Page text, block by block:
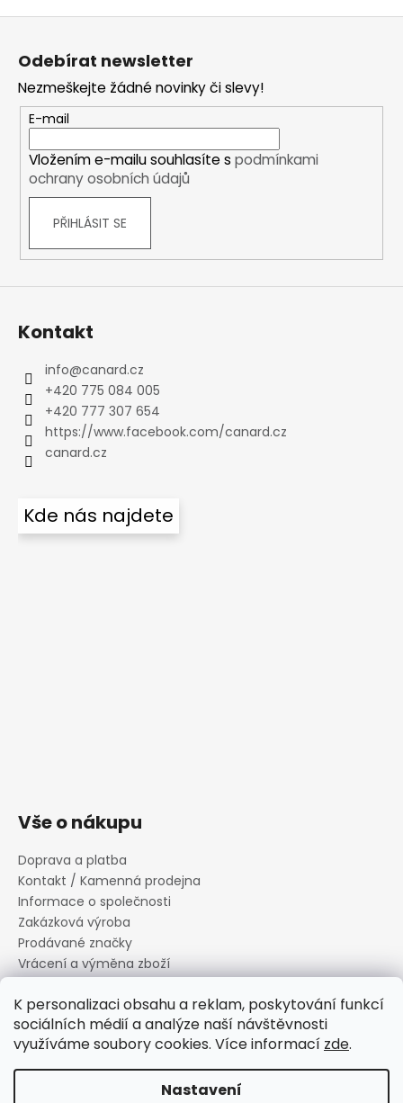
K personalizaci obsahu a reklam, poskytování funkcí
sociálních médií a analýze naší návštěvnosti
využíváme soubory cookies. Více informací zde.
Nastavení
Z
Odebírat newsletter
Nezmeškejte žádné novinky či slevy!
E-mail
Vložením e-mailu souhlasíte s podmínkami
ochrany osobních údajů
PŘIHLÁSIT SE
Kontakt
info@canard.cz
+420 775 084 005
+420 777 307 654
https://www.facebook.com/canard.cz
canard.cz
Kde nás najdete
Vše o nákupu
Doprava a platba
Kontakt / Kamenná prodejna
Informace o společnosti
Zakázková výroba
Prodávané značky
Vrácení a výměna zboží
Informace o souborech cookies
Reklamační řád
Obchodní podmínky